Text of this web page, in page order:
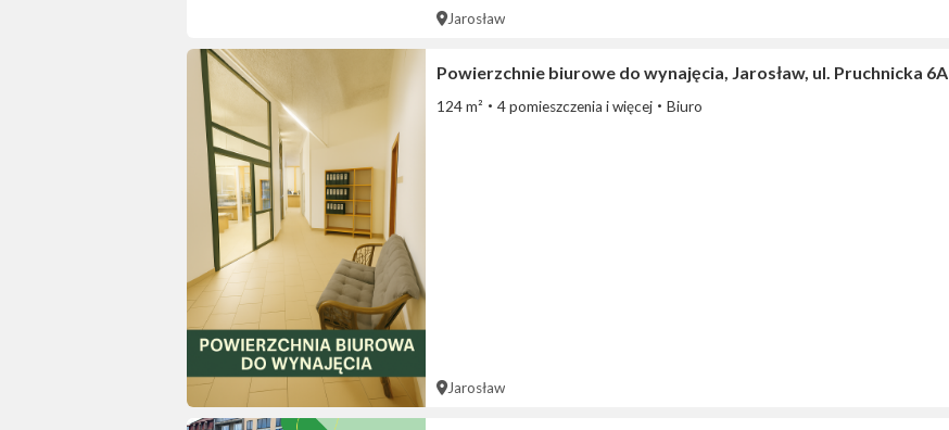
Jarosław
Powierzchnie biurowe do wynajęcia, Jarosław, ul. Pruchnicka 6A
124 m² 4 pomieszczenia i więcej Biuro
Jarosław